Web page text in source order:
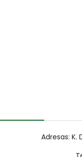
Adresas: K.